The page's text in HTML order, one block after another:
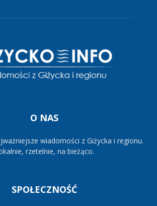
O NAS
wiadomości z Giżycka i regionu.
rzetelnie, na bieżąco.
SPOŁECZNOŚĆ